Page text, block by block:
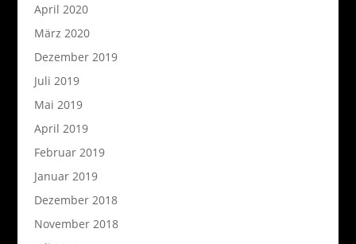
April 2020
März 2020
Dezember 2019
Juli 2019
Mai 2019
April 2019
Februar 2019
Januar 2019
Dezember 2018
November 2018